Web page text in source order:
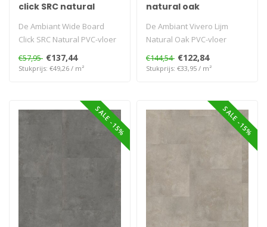
click SRC natural
De Ambiant Wide Board
Click SRC Natural PVC-vloer
combineert een natuurlijke
hou..
€57,95 €137,44
Stukprijs: €49,26 / m²
natural oak
De Ambiant Vivero Lijm
Natural Oak PVC-vloer
combineert een natuurlijke
eikenkle..
€144,54 €122,84
Stukprijs: €33,95 / m²
SALE -15% SALE -15%